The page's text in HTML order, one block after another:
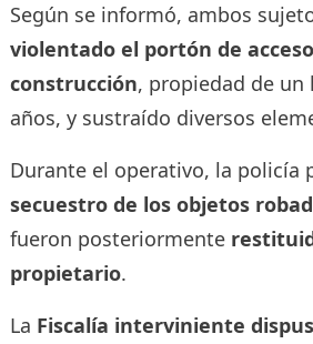
Según se informó, ambos
violentado el portón de
construcción, propiedad de un
años, y sustraído diversos
Durante el operativo, la policía
secuestro de los objetos
fueron posteriormente
propietario.
La Fiscalía interviniente